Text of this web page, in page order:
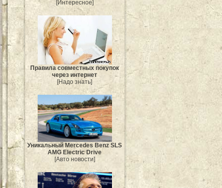
[Интересное]
Правила совместных покупок
через интернет
[Надо знать]
Уникальный Mercedes Benz SLS
AMG Electric Drive
[Авто новости]